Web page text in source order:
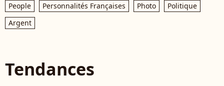
People Personnalités Françaises Photo
Politique
Argent
Tendances